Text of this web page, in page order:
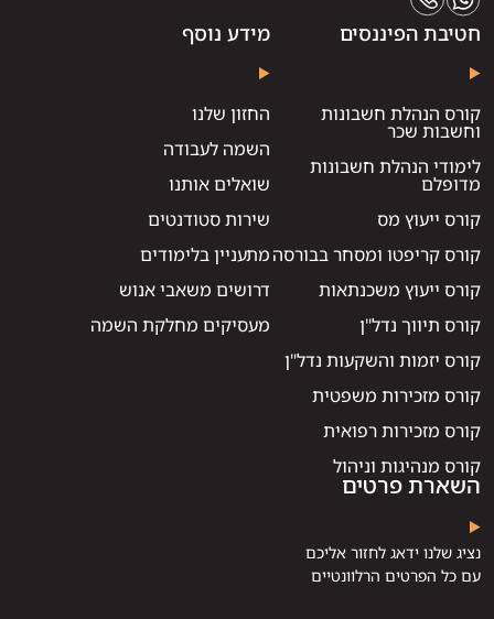
חטיבת הפיננסים
קורס הנהלת חשבונות
וחשבות שכר
לימודי הנהלת חשבונות
מדופלם
קורס ייעוץ מס
קורס קריפטו ומסחר בבורסה
קורס ייעוץ משכנתאות
קורס תיווך נדל"ן
קורס יזמות והשקעות נדל"ן
קורס מזכירות משפטית
קורס מזכירות רפואית
קורס מנהיגות וניהול
מידע נוסף
החזון שלנו
השמה לעבודה
שואלים אותנו
שירות סטודנטים
מתעניין בלימודים
דרושים משאבי אנוש
מעסיקים מחלקת השמה
השארת פרטים
נציג שלנו ידאג לחזור אליכם
עם כל הפרטים הרלוונטיים